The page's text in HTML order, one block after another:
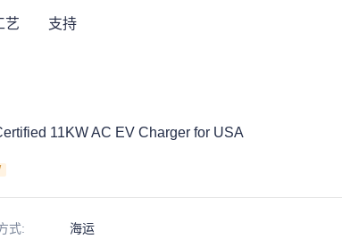
艺 支持
11KW AC EV Charger for USA
式: 海运